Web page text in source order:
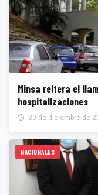
Minsa reitera el
hospitalizaciones
30 de diciembre de
NACIONALES